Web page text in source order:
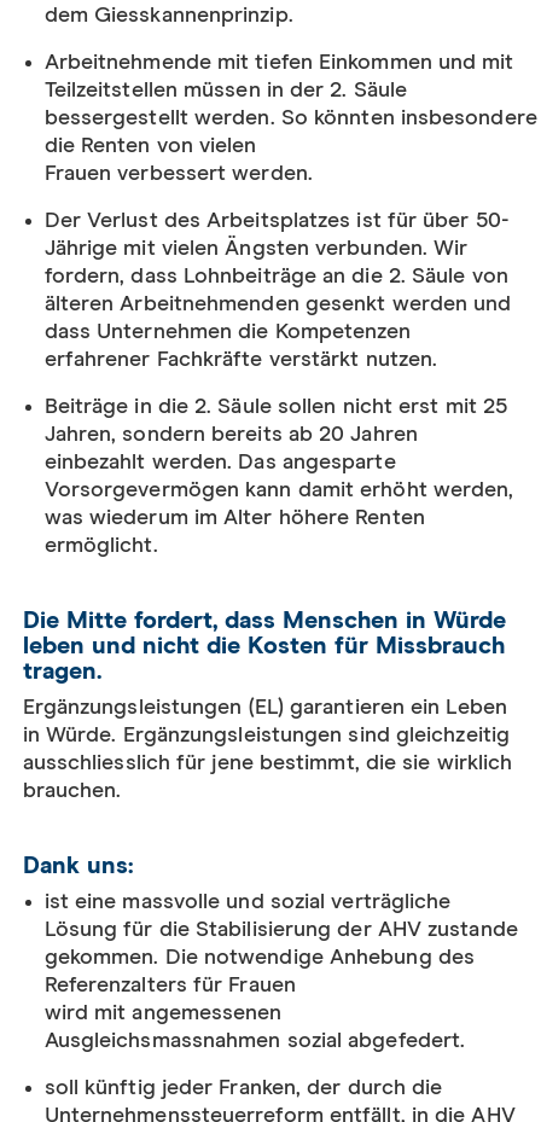
dem Giesskannenprinzip.
Arbeitnehmende mit tiefen Einkommen und mit
Teilzeitstellen müssen in der 2. Säule
bessergestelltwerden. So könnten insbesondere
die Renten von vielen
Frauenverbessert werden.
Der Verlust des Arbeitsplatzes ist für über 50-
Jährige mit vielen Ängsten verbunden. Wir
fordern, dass Lohnbeiträge an die 2. Säule von
älteren Arbeitnehmenden gesenkt werden und
dass Unternehmen die Kompetenzen
erfahrener Fachkräfte verstärkt nutzen.
Beiträge in die 2. Säule sollen nicht erst mit 25
Jahren, sondern bereits ab 20 Jahren
einbezahlt werden. Das angesparte
Vorsorgevermögen kann damit erhöht werden,
was wiederum im Alter höhere Renten
ermöglicht.
Die Mitte fordert, dass Menschen in Würde
leben und nicht die Kosten für Missbrauch
tragen.
Ergänzungsleistungen (EL) garantieren ein Leben
in Würde. Ergänzungsleistungen sind gleichzeitig
ausschliesslich für jene bestimmt, die sie wirklich
brauchen.
Dank uns:
ist eine massvolle und sozial verträgliche
Lösung für die Stabilisierung der AHVzustande
gekommen. DienotwendigeAnhebung des
Referenzalters für Frauen
wird mitangemessenen
Ausgleichsmassnahmen sozial abgefedert.
soll künftig jeder Franken, der durch die
Unternehmenssteuerreform entfällt, in die AHV